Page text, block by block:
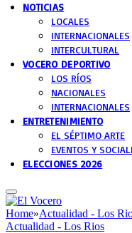
NOTICIAS
LOCALES
INTERNACIONALES
INTERCULTURAL
VOCERO DEPORTIVO
LOS RÍOS
NACIONALES
INTERNACIONALES
ENTRETENIMIENTO
EL SÉPTIMO ARTE
EVENTOS Y
ELECCIONES 2026
Home»Actualidad - Los
Actualidad - Los Rios